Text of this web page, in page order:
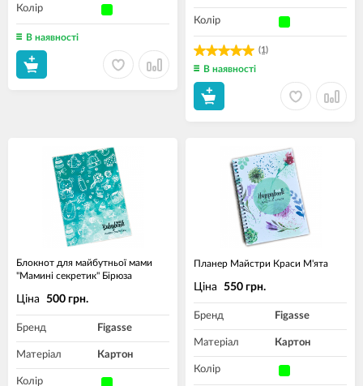
Колір
В наявності
(1)
Колір
В наявності
Блокнот для майбутньої мами
"Мамині секретик" Бірюза
Ціна 500 грн.
Бренд Figasse
Матеріал Картон
Колір
Планер Майстри Краси М'ята
Ціна 550 грн.
Бренд Figasse
Матеріал Картон
Колір